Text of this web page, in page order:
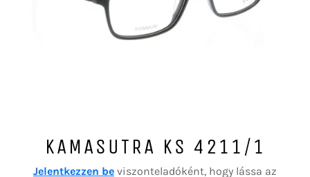
KAMASUTRA KS 4211/1
Jelentkezzen be viszonteladóként, hogy lássa az